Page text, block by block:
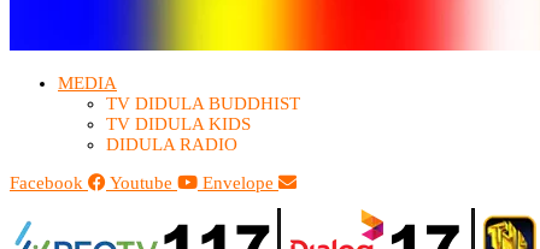
MEDIA
TV DIDULA BUDDHIST​
TV DIDULA KIDS
DIDULA RADIO
Facebook
Youtube Envelope